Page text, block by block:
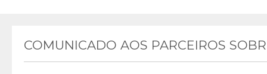
COMUNICADO AOS PARCEIROS